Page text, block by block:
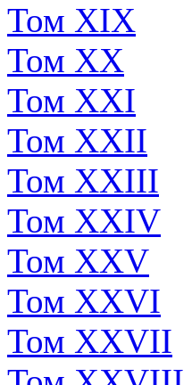
Том XIX
Том XX
Том XXI
Том XXII
Том XXIII
Том XXIV
Том XXV
Том XXVI
Том XXVII